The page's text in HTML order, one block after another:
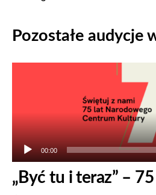
Pozostałe audycje
00:00
„Być tu i teraz” –